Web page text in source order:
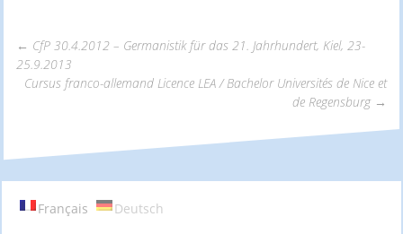
Navigation
des
articles
← CfP 30.4.2012 – Germanistik für das 21. Jahrhundert, Kiel, 23-
25.9.2013
Cursus franco-allemand Licence LEA / Bachelor Universités de Nice et
de Regensburg →
Français Deutsch